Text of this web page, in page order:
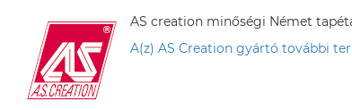
AS creation minőségi Német
A(z) AS Creation gyártó további